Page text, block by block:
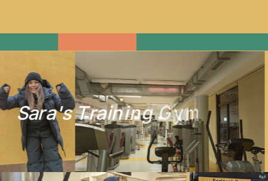
Sara'sTrainingGym